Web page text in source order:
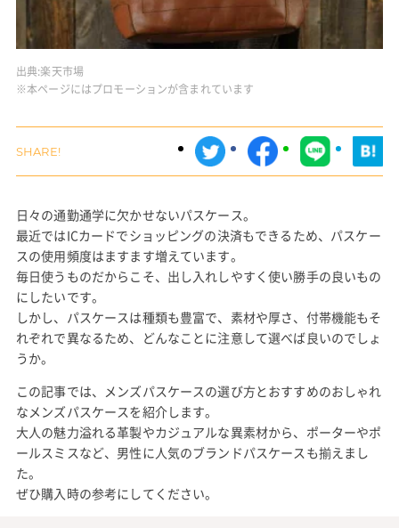
出典:楽天市場
※本ページにはプロモーションが含まれています
日々の通勤通学に欠かせないパスケース。
最近ではICカードでショッピングの決済もできるため、パスケー
スの使用頻度はますます増えています。
毎日使うものだからこそ、出し入れしやすく使い勝手の良いもの
にしたいです。
しかし、パスケースは種類も豊富で、素材や厚さ、付帯機能もそ
れぞれで異なるため、どんなことに注意して選べば良いのでしょ
うか。
この記事では、メンズパスケースの選び方とおすすめのおしゃれ
なメンズパスケースを紹介します。
大人の魅力溢れる革製やカジュアルな異素材から、ポーターやポ
ールスミスなど、男性に人気のブランドパスケースも揃えまし
た。
ぜひ購入時の参考にしてください。